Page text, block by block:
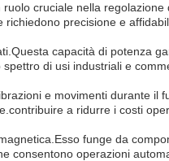
cruciale nella regolazione
precisione e
capacità di potenza
di usi industriali e
e movimenti durante il
a ridurre i costi
funge da
consentono operazioni